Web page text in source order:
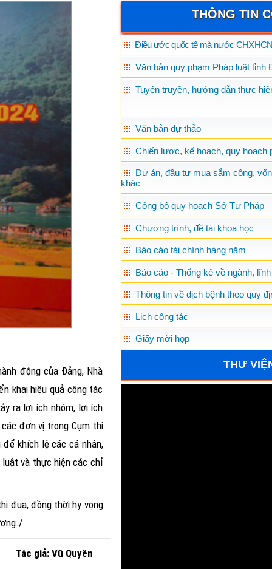
động của Đảng, Nhà
khai hiệu quả công tác
ra lợi ích nhóm, lợi ích
đơn vị trong Cụm thi
khích lệ các cá nhân,
và thực hiện các chỉ
đua, đồng thời hy vọng
.
Tác giả: Vũ Quyên
THÔNG TIN
Điều ước quốc tế mà nước
Văn bản quy phạm Pháp luật tỉnh
Tuyên truyền, hướng dẫn thực
Văn bản dự thảo
Chiến lược, kế hoạch, quy hoạch
Dự án, đầu tư mua sắm công,
khác
Công bố quy hoạch Sở Tư Pháp
Chương trình, đề tài khoa học
Báo cáo tài chính hàng năm
Báo cáo - Thống kê về ngành,
Thông tin về dịch bệnh theo quy
Lịch công tác
Giấy mời họp
THƯ